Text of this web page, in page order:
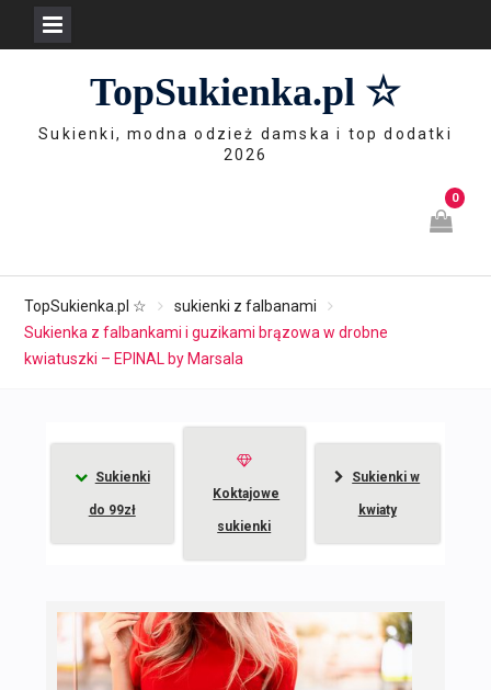
TopSukienka.pl ☆
Sukienki, modna odzież damska i top dodatki
2026
0
TopSukienka.pl ☆
sukienki z falbanami
Sukienka z falbankami i guzikami brązowa w drobne
kwiatuszki – EPINAL by Marsala
Sukienki
do 99zł
Koktajowe
sukienki
Sukienki w
kwiaty